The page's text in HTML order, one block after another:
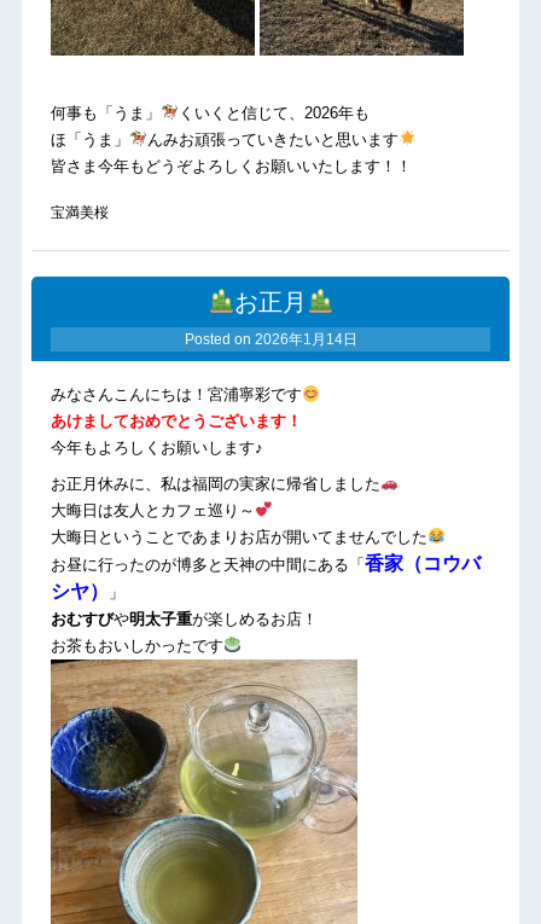
何事も「うま」
くいくと信じて、2026年も
ほ「うま」
んみお頑張っていきたいと思います
皆さま今年もどうぞよろしくお願いいたします！！
宝満美桜
お正月
Posted on 2026年1月14日
みなさんこんにちは！宮浦寧彩です
あけましておめでとうございます！
今年もよろしくお願いします♪
お正月休みに、私は福岡の実家に帰省しました
大晦日は友人とカフェ巡り～
大晦日ということであまりお店が開いてませんでした
お昼に行ったのが博多と天神の中間にある「香家（コウバ
シヤ）
」
おむすびや明太子重が楽しめるお店！
お茶もおいしかったです